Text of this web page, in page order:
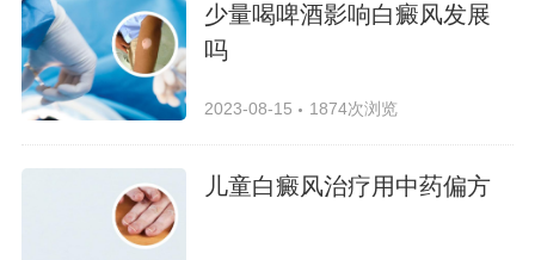
少量喝啤酒影响白癜风发展
吗
2023-08-15 1874次浏览
儿童白癜风治疗用中药偏方